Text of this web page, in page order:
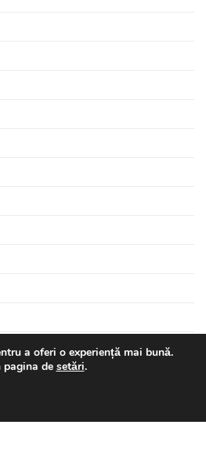
a oferi o experiență mai bună.
de setări.